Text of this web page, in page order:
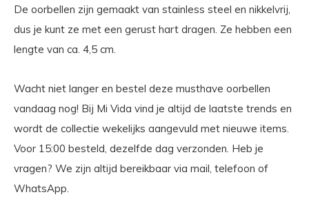
De oorbellen zijn gemaakt van stainless steel en nikkelvrij,
dus je kunt ze met een gerust hart dragen. Ze hebben een
lengte van ca. 4,5 cm.
Wacht niet langer en bestel deze musthave oorbellen
vandaag nog! Bij Mi Vida vind je altijd de laatste trends en
wordt de collectie wekelijks aangevuld met nieuwe items.
Voor 15:00 besteld, dezelfde dag verzonden. Heb je
vragen? We zijn altijd bereikbaar via mail, telefoon of
WhatsApp.